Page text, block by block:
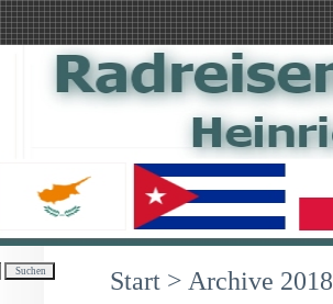
Start > Archive 2018